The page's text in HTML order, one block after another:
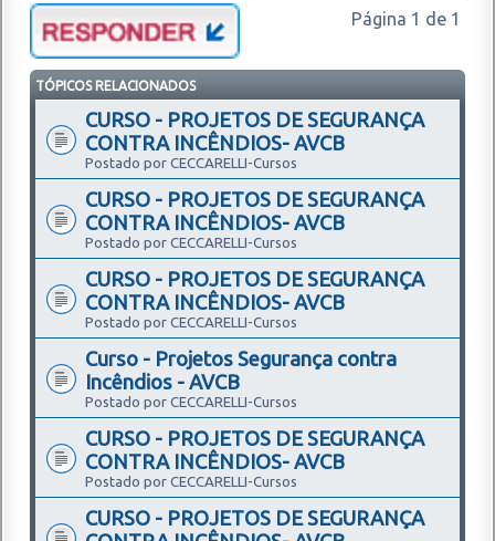
Página 1 de 1
TÓPICOS RELACIONADOS
CURSO - PROJETOS DE SEGURANÇA
CONTRA INCÊNDIOS- AVCB
Postado por CECCARELLI-Cursos
CURSO - PROJETOS DE SEGURANÇA
CONTRA INCÊNDIOS- AVCB
Postado por CECCARELLI-Cursos
CURSO - PROJETOS DE SEGURANÇA
CONTRA INCÊNDIOS- AVCB
Postado por CECCARELLI-Cursos
Curso - Projetos Segurança contra
Incêndios - AVCB
Postado por CECCARELLI-Cursos
CURSO - PROJETOS DE SEGURANÇA
CONTRA INCÊNDIOS- AVCB
Postado por CECCARELLI-Cursos
CURSO - PROJETOS DE SEGURANÇA